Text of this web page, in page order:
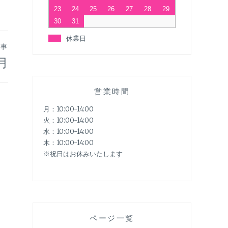
23
24 25 26 27 28
29
30
31
休業日
営業時間
月：10:00-14:00
火：10:00-14:00
水：10:00-14:00
木：10:00-14:00
※祝日はお休みいたします
ページ一覧